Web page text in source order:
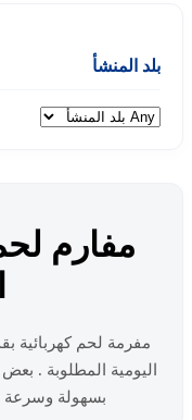
بلد المنشأ
مفارم
مفرمة لحم كهربائية
اليومية المطلوبة .
بسهولة وسرعة